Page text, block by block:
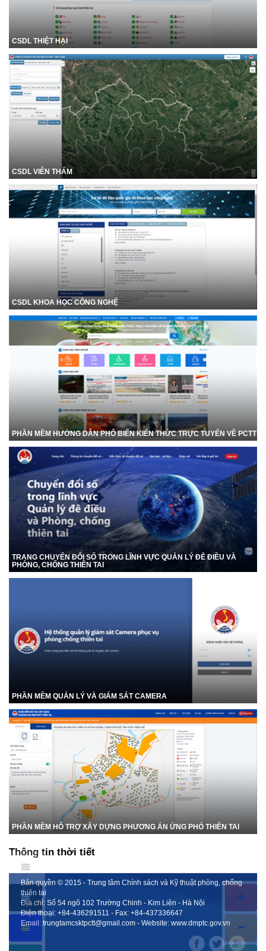
CSDL THIỆT HẠI
CSDL VIỄN THÁM
CSDL KHOA HỌC CÔNG NGHỆ
PHẦN MỀM HƯỚNG DẪN PHỔ BIẾN KIẾN THỨC TRỰC TUYẾN VỀ PCTT
TRANG CHUYỂN ĐỔI SỐ TRONG LĨNH VỰC QUẢN LÝ ĐÊ ĐIỀU VÀ
PHÒNG, CHỐNG THIÊN TAI
PHẦN MỀM QUẢN LÝ VÀ GIÁM SÁT CAMERA
PHẦN MỀM HỖ TRỢ XÂY DỰNG PHƯƠNG ÁN ỨNG PHÓ THIÊN TAI
Thông tin thời tiết
Bản quyền © 2015 - Trung tâm Chính sách và Kỹ thuật phòng, chống
thiên tai
Địa chỉ: Số 54 ngõ 102 Trường Chinh - Kim Liên - Hà Nội
Điện thoại: +84-436291511 - Fax: +84-437336647
Email: trungtamcsktpctt@gmail.com - Website: www.dmptc.gov.vn